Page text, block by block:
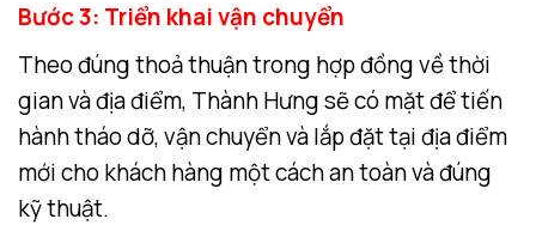
Bước 3: Triển khai vận chuyển
Theo đúng thoả thuận trong hợp đồng về thời
gian và địa điểm, Thành Hưng sẽ có mặt để tiến
hành tháo dỡ, vận chuyển và lắp đặt tại địa điểm
mới cho khách hàng một cách an toàn và đúng
kỹ thuật.